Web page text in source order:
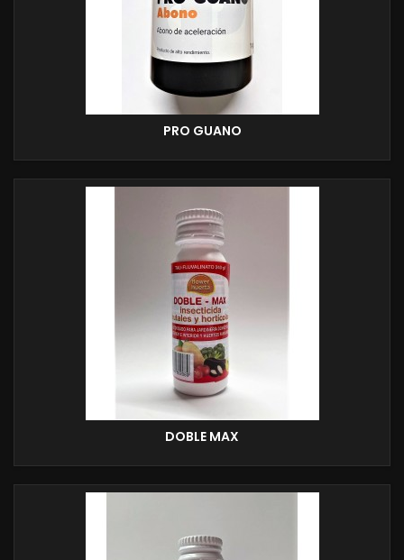
PRO GUANO
DOBLE MAX